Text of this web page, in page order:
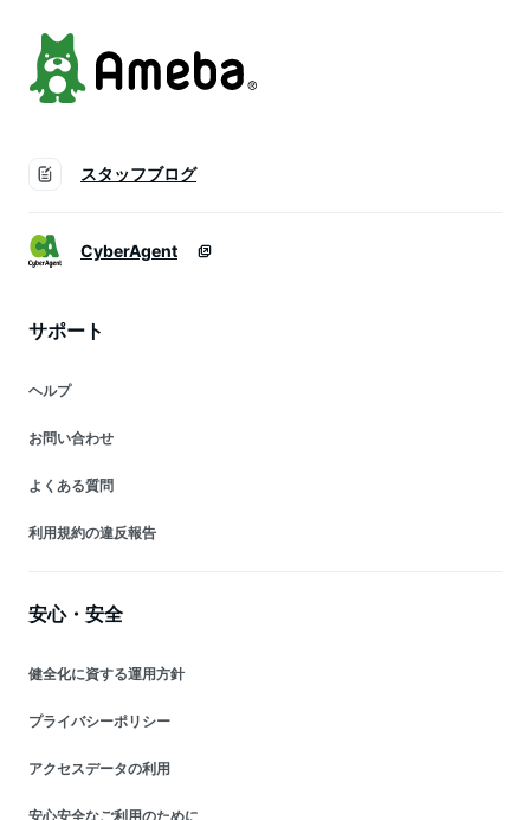
スタッフブログ
CyberAgent
サポート
ヘルプ
お問い合わせ
よくある質問
利用規約の違反報告
安心・安全
健全化に資する運用方針
プライバシーポリシー
アクセスデータの利用
安心安全なご利用のために